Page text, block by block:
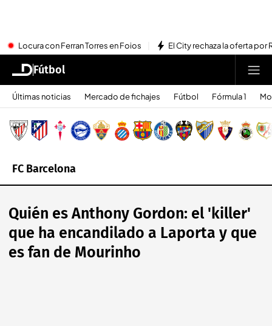
Locura con Ferran Torres en Foios El City rechaza la oferta por
Fútbol
Últimas noticias Mercado de fichajes Fútbol Fórmula 1
FC Barcelona
Quién es Anthony Gordon: el 'killer'
que ha encandilado a Laporta y que
es fan de Mourinho